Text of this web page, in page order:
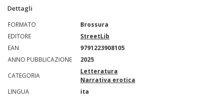
Dettagli
FORMATO
Brossura
EDITORE
StreetLib
EAN
9791223908105
ANNO PUBBLICAZIONE
2025
CATEGORIA
Letteratura
Narrativa erotica
LINGUA
ita